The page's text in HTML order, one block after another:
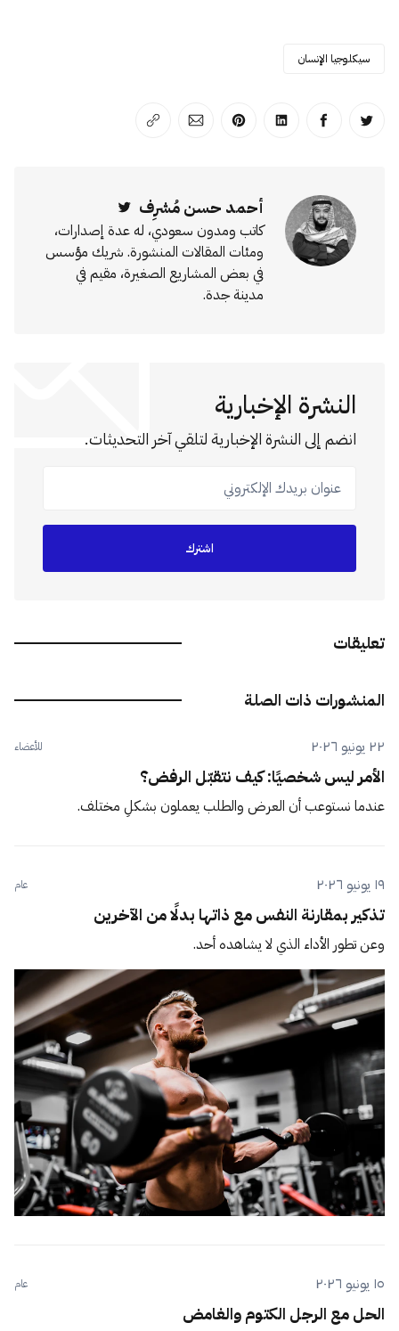
سيكلوجيا الإنسان
انشر على تويترانشر على الفيسبوك
انشر على لينكد إن
انشر على بينترست
انشر على الإيميل
انسخ الرابط
أحمد حسن مُشرِف
كاتب ومدون سعودي، له عدة إصدارات،
ومئات المقالات المنشورة. شريك مؤسس
في بعض المشاريع الصغيرة، مقيم في
مدينة جدة.
النشرة الإخبارية
انضم إلى النشرة الإخبارية لتلقي آخر التحديثات.
عنوان بريدك الإلكتروني
اشترك
تعليقات
المنشورات ذات الصلة
٢٢ يونيو ٢٠٢٦ للأعضاء
الأمر ليس شخصيًا: كيف نتقبّل الرفض؟
عندما نستوعب أن العرض والطلب يعملون بشكلٍ مختلف.
١٩ يونيو ٢٠٢٦ عام
تذكير بمقارنة النفس مع ذاتها بدلًا من الآخرين
وعن تطور الأداء الذي لا يشاهده أحد.
١٥ يونيو ٢٠٢٦ عام
الحل مع الرجل الكتوم والغامض